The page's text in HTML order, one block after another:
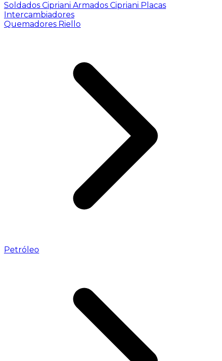
Soldados Cipriani Armados Cipriani Placas
Intercambiadores
Quemadores Riello
Petróleo